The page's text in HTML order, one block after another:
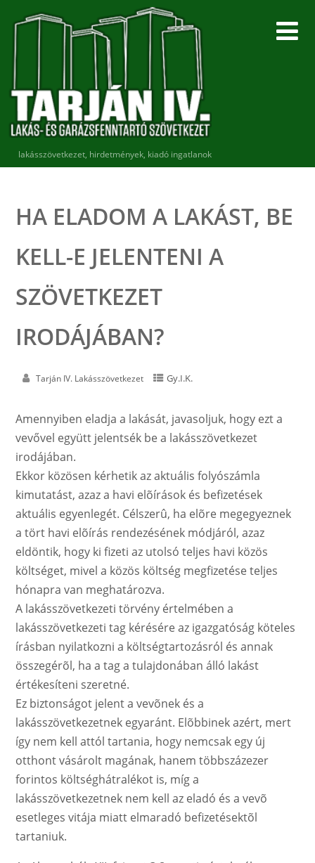
lakásszövetkezet, hirdetmények, kiadó ingatlanok
HA ELADOM A LAKÁST, BE
KELL-E JELENTENI A
SZÖVETKEZET
IRODÁJÁBAN?
Tarján IV. Lakásszövetkezet Gy.I.K.
Amennyiben eladja a lakását, javasoljuk, hogy ezt a
vevővel együtt jelentsék be a lakásszövetkezet
irodájában.
Ekkor közösen kérhetik az aktuális folyószámla
kimutatást, azaz a havi elõírások és befizetések
aktuális egyenlegét. Célszerû, ha elõre megegyeznek
a tört havi elõírás rendezésének módjáról, azaz
eldöntik, hogy ki fizeti az utolsó teljes havi közös
költséget, mivel a közös költség megfizetése teljes
hónapra van meghatározva.
A lakásszövetkezeti törvény értelmében a
lakásszövetkezeti tag kérésére az igazgatóság köteles
írásban nyilatkozni a költségtartozásról és annak
összegérõl, ha a tag a tulajdonában álló lakást
értékesíteni szeretné.
Ez biztonságot jelent a vevõnek és a
lakásszövetkezetnek egyaránt. Elõbbinek azért, mert
így nem kell attól tartania, hogy nemcsak egy új
otthont vásárolt magának, hanem többszázezer
forintos költséghátralékot is, míg a
lakásszövetkezetnek nem kell az eladó és a vevõ
esetleges vitája miatt elmaradó befizetésektõl
tartaniuk.